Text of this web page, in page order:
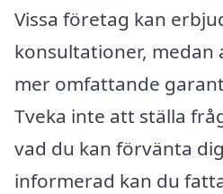
Vissa företag kan
konsultationer, medan
mer omfattande
Tveka inte att ställa
vad du kan förvänta
informerad kan du